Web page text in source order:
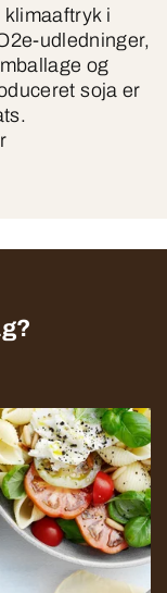
i
udledninger,
og
soja er